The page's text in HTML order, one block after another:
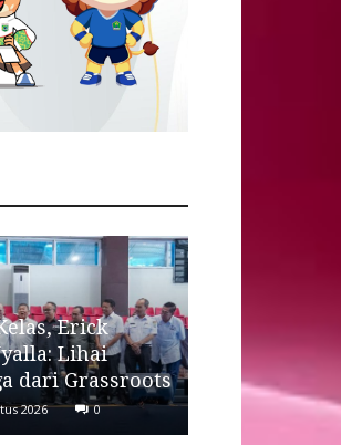
Erick
Lihai
dari Grassroots
2026 0